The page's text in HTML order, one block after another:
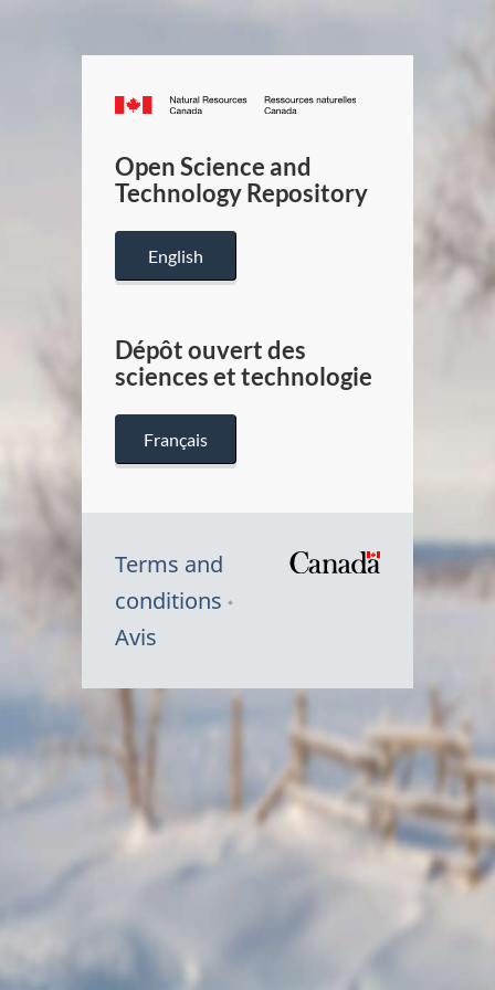
Canada.ca
/
Canada
Open Science and
Technology Repository
English
Dépôt ouvert des
sciences et technologie
Français
Terms and
conditions
Avis
Symbole
Canada